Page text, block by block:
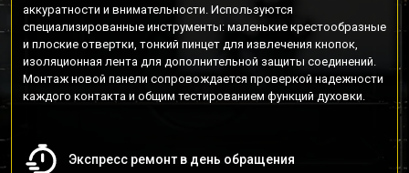
аккуратности и внимательности. Используются
специализированные инструменты: маленькие крестообразные
и плоские отвертки, тонкий пинцет для извлечения кнопок,
изоляционная лента для дополнительной защиты соединений.
Монтаж новой панели сопровождается проверкой надежности
каждого контакта и общим тестированием функций духовки.
Экспресс ремонт в день обращения